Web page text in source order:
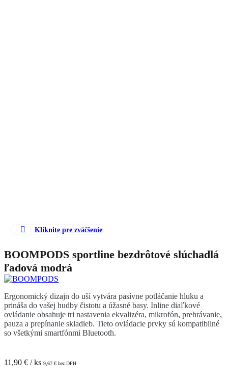
Kliknite pre zväčšenie
BOOMPODS sportline bezdrôtové slúchadlá
ľadová modrá
Ergonomický dizajn do uší vytvára pasívne potláčanie hluku a
prináša do vašej hudby čistotu a úžasné basy. Inline diaľkové
ovládanie obsahuje tri nastavenia ekvalizéra, mikrofón, prehrávanie,
pauza a prepínanie skladieb. Tieto ovládacie prvky sú kompatibilné
so všetkými smartfónmi Bluetooth.
11,90 € / ks 9,67 € bez DPH